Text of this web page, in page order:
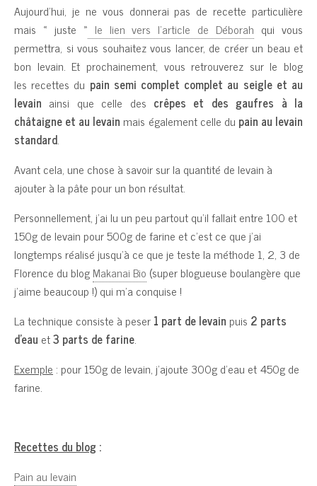
Aujourd’hui, je ne vous donnerai pas de recette particulière
mais « juste » le lien vers l’article de Déborah qui vous
permettra, si vous souhaitez vous lancer, de créer un beau et
bon levain. Et prochainement, vous retrouverez sur le blog
les recettes du pain semi complet complet au seigle et au
levain ainsi que celle des crêpes et des gaufres à la
châtaigne et au levain mais également celle du pain au levain
standard.
Avant cela, une chose à savoir sur la quantité de levain à
ajouter à la pâte pour un bon résultat.
Personnellement, j’ai lu un peu partout qu’il fallait entre 100 et
150g de levain pour 500g de farine et c’est ce que j’ai
longtemps réalisé jusqu’à ce que je teste la méthode 1, 2, 3 de
Florence du blogMakanai Bio (super blogueuse boulangère que
j’aime beaucoup !) qui m’a conquise !
La technique consiste à peser1 part de levain puis 2 parts
d’eau et3 parts de farine.
Exemple : pour 150g de levain, j’ajoute 300g d’eau et 450g de
farine.
Recettes du blog :
Pain au levain